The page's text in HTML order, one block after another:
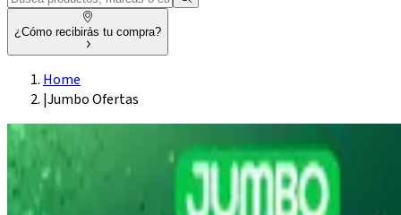
¿Cómo recibirás tu compra?
Home
|Jumbo Ofertas